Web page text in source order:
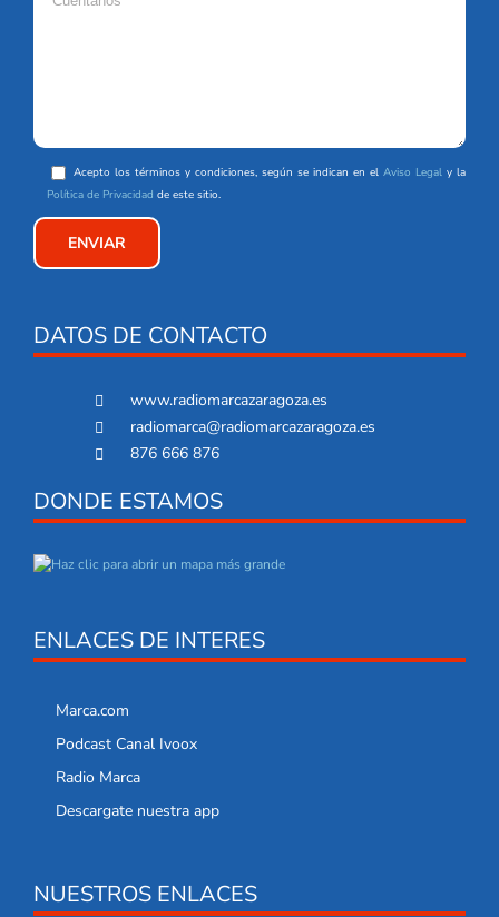
Acepto los términos y condiciones, según se indican en el Aviso Legal y la
Política de Privacidad de este sitio.
DATOS DE CONTACTO
www.radiomarcazaragoza.es
radiomarca@radiomarcazaragoza.es
876 666 876
DONDE ESTAMOS
ENLACES DE INTERES
Marca.com
Podcast Canal Ivoox
Radio Marca
Descargate nuestra app
NUESTROS ENLACES